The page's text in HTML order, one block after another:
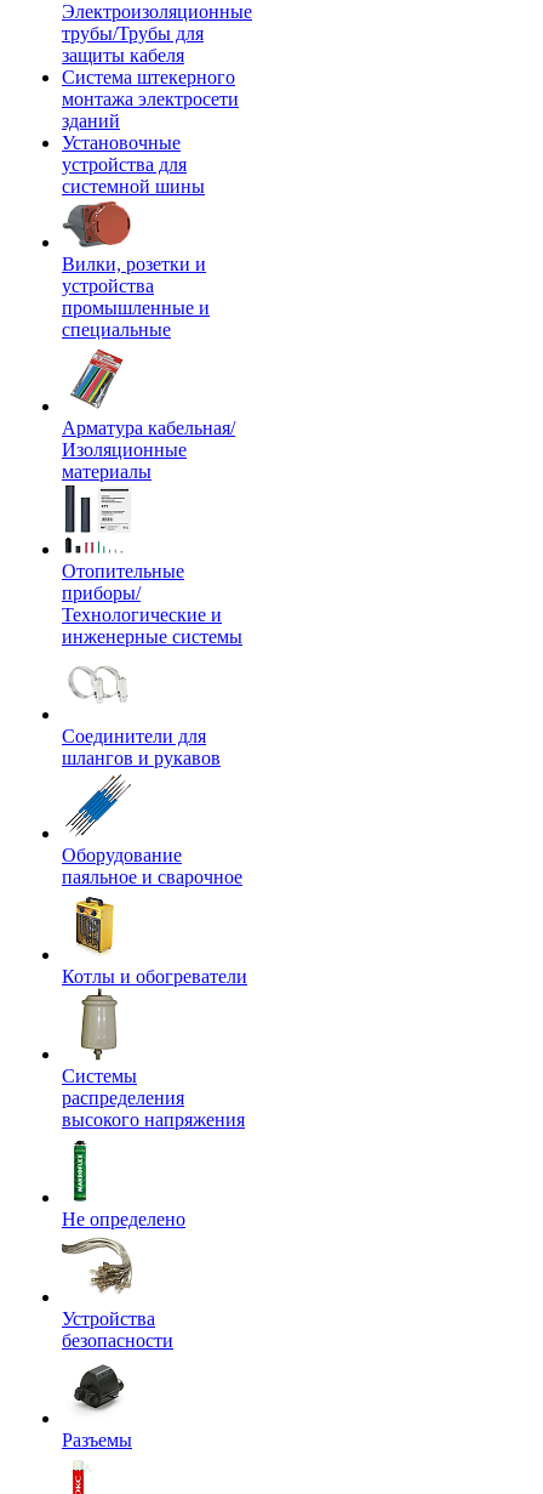
Электроизоляционные
трубы/Трубы для
защиты кабеля
Система штекерного
монтажа электросети
зданий
Установочные
устройства для
системной шины
Вилки, розетки и
устройства
промышленные и
специальные
Арматура кабельная/
Изоляционные
материалы
Отопительные
приборы/
Технологические и
инженерные системы
Соединители для
шлангов и рукавов
Оборудование
паяльное и сварочное
Котлы и обогреватели
Системы
распределения
высокого напряжения
Не определено
Устройства
безопасности
Разъемы